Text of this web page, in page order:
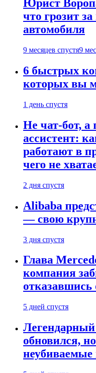
Юрист
что грозит
автомобиля
9 месяцев спустя9
6 быстрых
которых вы
1 день спустя
Не чат-бот, а
ассистент:
работают в
чего не
2 дня спустя
Alibaba
— свою
3 дня спустя
Глава
компания
отказавшись
5 дней спустя
обновился,